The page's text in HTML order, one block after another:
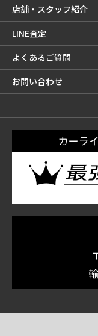
店舗・スタッフ紹介
LINE査定
よくあるご質問
お問い合わせ